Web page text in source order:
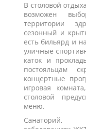
В столовой
возможен
территории
сезонный и
есть бильярд и
уличные
каток и
постояльцам
концертные
игровая
столовой
меню.
Санаторий,